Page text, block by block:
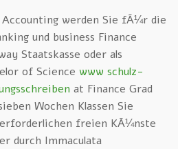
Accounting werden Sie fÃ¼r die
und business Finance
Staatskasse oder als
of Science www schulz-
at Finance Grad
Wochen Klassen Sie
freien KÃ¼nste
durch Immaculata